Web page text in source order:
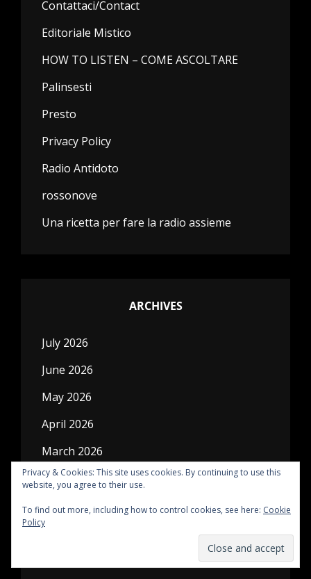
Contattaci/Contact
Editoriale Mistico
HOW TO LISTEN – COME ASCOLTARE
Palinsesti
Presto
Privacy Policy
Radio Antidoto
rossonove
Una ricetta per fare la radio assieme
ARCHIVES
July 2026
June 2026
May 2026
April 2026
March 2026
February 2026
January 2026
December 2025
Privacy & Cookies: This site uses cookies. By continuing to use this
website, you agree to their use.
To find out more, including how to control cookies, see here: Cookie
Policy